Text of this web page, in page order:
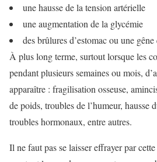
une hausse de la tension artérielle
une augmentation de la glycémie
des brûlures d’estomac ou une
À plus long terme, surtout lorsque les
pendant plusieurs semaines ou mois,
apparaître : fragilisation osseuse,
de poids, troubles de l’humeur, hausse
troubles hormonaux, entre autres.
Il ne faut pas se laisser effrayer par